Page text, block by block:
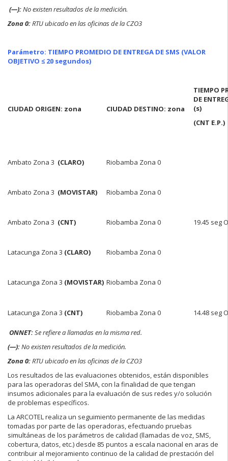
(—):No existen resultados de la medición.
Zona 0:RTU ubicado en las oficinas de la CZO3
Parámetro: TIEMPO PROMEDIO DE ENTREGA DE SMS (VALOR
OBJETIVO ≤ 20 segundos)
CIUDAD ORIGEN: zona CIUDAD DESTINO: zona
TIEMPO
DE
(s)
(CNT E.P.)
Ambato Zona 3 (CLARO) Riobamba Zona 0
Ambato Zona 3 (MOVISTAR) Riobamba Zona 0
Ambato Zona 3 (CNT) Riobamba Zona 0 19.45 seg
Latacunga Zona 3 (CLARO) Riobamba Zona 0
Latacunga Zona 3 (MOVISTAR) Riobamba Zona 0
Latacunga Zona 3 (CNT) Riobamba Zona 0 14.48 seg
ONNET:Se refiere a llamadas en la misma red.
(—):No existen resultados de la medición.
Zona 0:RTU ubicado en las oficinas de la CZO3
Los resultados de las evaluaciones obtenidos, están disponibles
para las operadoras del SMA, con la finalidad de que tengan
insumos adicionales para la evaluación de sus redes y/o solución
de problemas específicos.
La ARCOTEL realiza un seguimiento permanente de las medidas
tomadas por parte de las operadoras, efectuando pruebas
simultáneas de los parámetros de calidad (llamadas de voz, SMS,
cobertura, datos, etc.) desde 85 puntos a escala nacional en aras de
contribuir al mejoramiento continuo de la calidad de prestación del